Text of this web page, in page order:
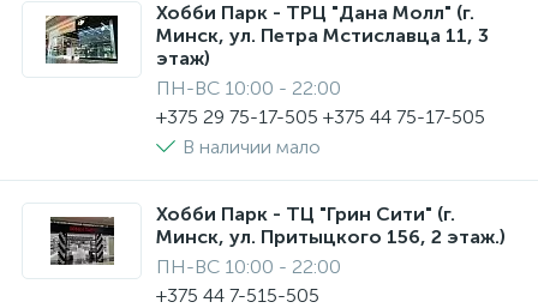
Хобби Парк - ТРЦ "Дана Молл" (г.
Минск, ул. Петра Мстиславца 11, 3
этаж)
ПН-ВС 10:00 - 22:00
+375 29 75-17-505 +375 44 75-17-505
В наличии мало
Хобби Парк - ТЦ "Грин Сити" (г.
Минск, ул. Притыцкого 156, 2 этаж.)
ПН-ВС 10:00 - 22:00
+375 44 7-515-505